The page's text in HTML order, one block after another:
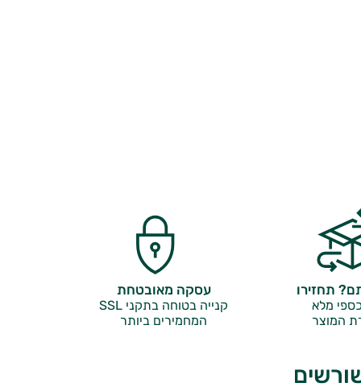
תחזירו
מלא
המוצר
עסקה מאובטחת
קנייה בטוחה בתקני SSL
המחמירים ביותר